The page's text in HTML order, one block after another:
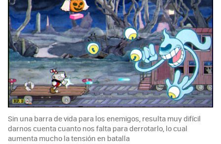
Sin una barra de vida para los enemigos, resulta muy difícil
darnos cuenta cuanto nos falta para derrotarlo, lo cual
aumenta mucho la tensión en batalla